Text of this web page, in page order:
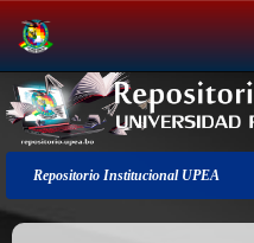
Salir
de
la
navegación
Repositorio Institucional UPEA